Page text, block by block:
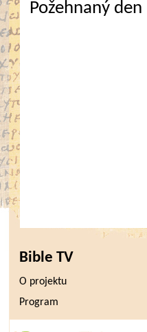
Požehnaný
Bible TV
O projektu
Program